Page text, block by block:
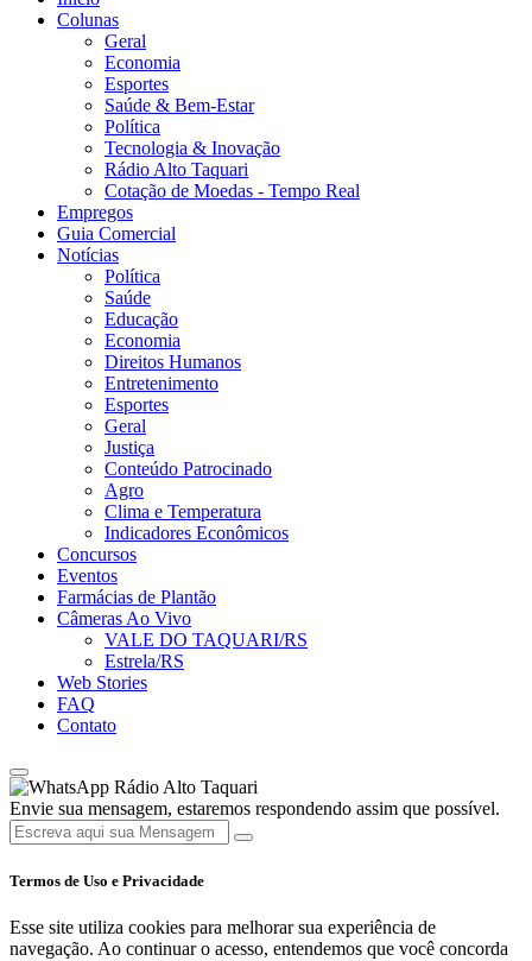
Colunas
Geral
Economia
Esportes
Saúde & Bem-Estar
Política
Tecnologia & Inovação
Rádio Alto Taquari
Cotação de Moedas - Tempo Real
Empregos
Guia Comercial
Notícias
Política
Saúde
Educação
Economia
Direitos Humanos
Entretenimento
Esportes
Geral
Justiça
Conteúdo Patrocinado
Agro
Clima e Temperatura
Indicadores Econômicos
Concursos
Eventos
Farmácias de Plantão
Câmeras Ao Vivo
VALE DO TAQUARI/RS
Estrela/RS
Web Stories
FAQ
Contato
Rádio Alto Taquari
Envie sua mensagem, estaremos respondendo assim que possível.
Termos de Uso e Privacidade
Esse site utiliza cookies para melhorar sua experiência de
navegação. Ao continuar o acesso, entendemos que você concorda